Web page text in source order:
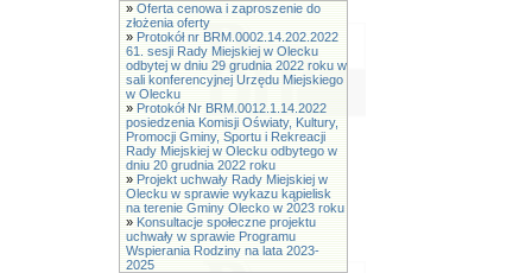
» Oferta cenowa i zaproszenie do
złożenia oferty
» Protokół nr BRM.0002.14.202.2022
61. sesji Rady Miejskiej w Olecku
odbytej w dniu 29 grudnia 2022 roku w
sali konferencyjnej Urzędu Miejskiego
w Olecku
» Protokół Nr BRM.0012.1.14.2022
posiedzenia Komisji Oświaty, Kultury,
Promocji Gminy, Sportu i Rekreacji
Rady Miejskiej w Olecku odbytego w
dniu 20 grudnia 2022 roku
» Projekt uchwały Rady Miejskiej w
Olecku w sprawie wykazu kąpielisk
na terenie Gminy Olecko w 2023 roku
» Konsultacje społeczne projektu
uchwały w sprawie Programu
Wspierania Rodziny na lata 2023-
2025